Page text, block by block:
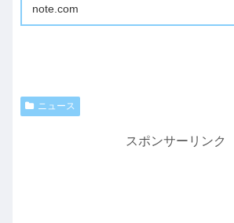
note.com
ニュース
スポンサーリンク